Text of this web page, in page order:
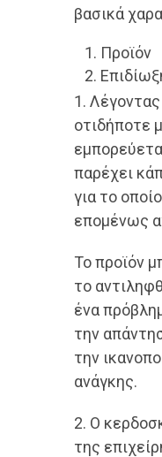
βασικά
Προϊόν
1. Λέγοντας
οτιδήποτε
παρέχει
για το
επομένως
Το προϊόν
το
ένα
την
την
ανάγκης.
2. Ο
της